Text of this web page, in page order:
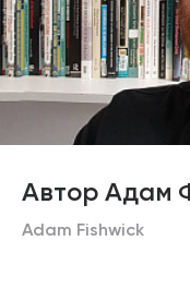
Автор Адам
Adam Fishwick